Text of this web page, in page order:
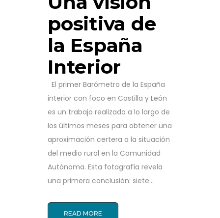
positiva de
la España
Interior
El primer Barómetro de la España
interior con foco en Castilla y León
es un trabajo realizado a lo largo de
los últimos meses para obtener una
aproximación certera a la situación
del medio rural en la Comunidad
Autónoma. Esta fotografía revela
una primera conclusión: siete...
READ MORE